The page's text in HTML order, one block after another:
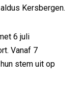
Kersbergen.
6 juli
Vanaf 7
stem uit op